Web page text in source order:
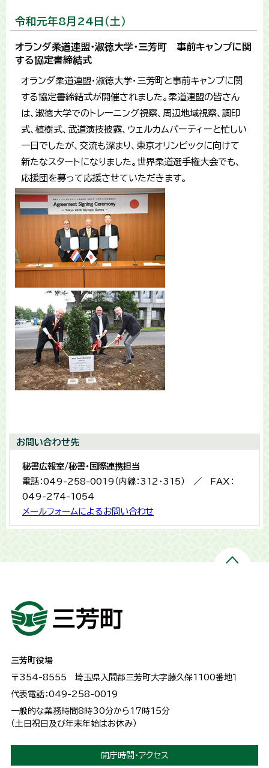
令和元年8月24日（土）
オランダ柔道連盟・淑徳大学・三芳町 事前キャンプに関
する協定書締結式
オランダ柔道連盟・淑徳大学・三芳町と事前キャンプに関
する協定書締結式が開催されました。柔道連盟の皆さん
は、淑徳大学でのトレーニング視察、周辺地域視察、調印
式、植樹式、武道演技披露、ウェルカムパーティーと忙しい
一日でしたが、交流も深まり、東京オリンピックに向けて
新たなスタートになりました。世界柔道選手権大会でも、
応援団を募って応援させていただきます。
お問い合わせ先
秘書広報室/秘書・国際連携担当
電話：049-258-0019（内線：312・315） ／ FAX：
049-274-1054
メールフォームによるお問い合わせ
三芳町役場
〒354-8555 埼玉県入間郡三芳町大字藤久保1100番地１
代表電話：049-258-0019
一般的な業務時間8時30分から17時15分
（土日祝日及び年末年始はお休み）
開庁時間・アクセス